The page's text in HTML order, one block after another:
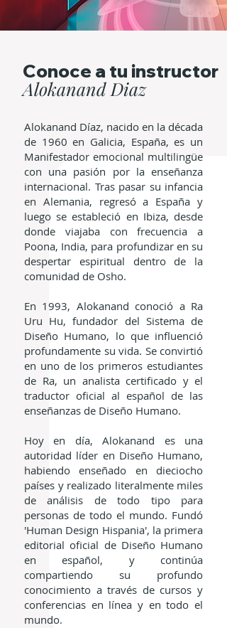
Conoce a tu instructor
Alokanand Diaz
Alokanand Díaz, nacido en la década
de 1960 en Galicia, España, es un
Manifestador emocional multilingüe
con una pasión por la enseñanza
internacional. Tras pasar su infancia
en Alemania, regresó a España y
luego se estableció en Ibiza, desde
donde viajaba con frecuencia a
Poona, India, para profundizar en su
despertar espiritual dentro de la
comunidad de Osho.
En 1993, Alokanand conoció a Ra
Uru Hu, fundador del Sistema de
Diseño Humano, lo que influenció
profundamente su vida. Se convirtió
en uno de los primeros estudiantes
de Ra, un analista certificado y el
traductor oficial al español de las
enseñanzas de Diseño Humano.
Hoy en día, Alokanand es una
autoridad líder en Diseño Humano,
habiendo enseñado en dieciocho
países y realizado literalmente miles
de análisis de todo tipo para
personas de todo el mundo. Fundó
'Human Design Hispania', la primera
editorial oficial de Diseño Humano
en español, y continúa
compartiendo su profundo
conocimiento a través de cursos y
conferencias en línea y en todo el
mundo.